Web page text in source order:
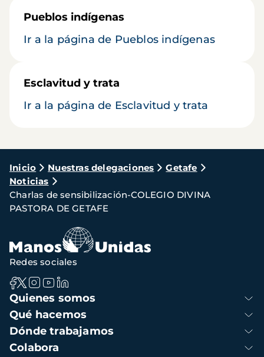
Pueblos indígenas
Ir a la página de Pueblos indígenas
Esclavitud y trata
Ir a la página de Esclavitud y trata
Ruta
de
navegación
Inicio Nuestras delegaciones
Getafe
Noticias
Charlas de sensibilización-COLEGIO DIVINA
PASTORA DE GETAFE
Navegación
principal
Quienes somos
Qué hacemos
Dónde trabajamos
Colabora
Redes sociales